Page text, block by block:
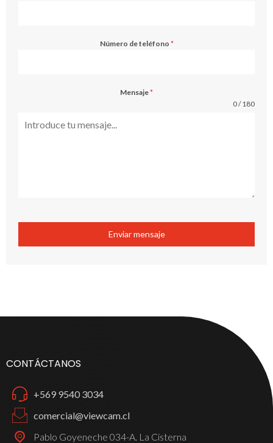
Número de teléfono *
Mensaje*
0 / 180
Enviar mensaje
CONTÁCTANOS
+569 9540 3034
comercial@viewcam.cl
Pablo Goyeneche 034-A. La Cisterna